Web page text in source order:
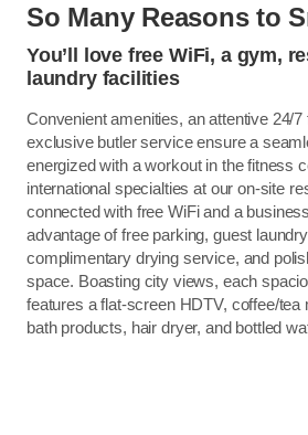
So Many Reasons to
You’ll love free WiFi, a gym,
laundry facilities
Convenient amenities, an attentive 24/
exclusive butler service ensure a
energized with a workout in the fitness
international specialties at our on-site
connected with free WiFi and a
advantage of free parking, guest
complimentary drying service, and
space. Boasting city views, each
features a flat-screen HDTV, coffee/tea
bath products, hair dryer, and bottled